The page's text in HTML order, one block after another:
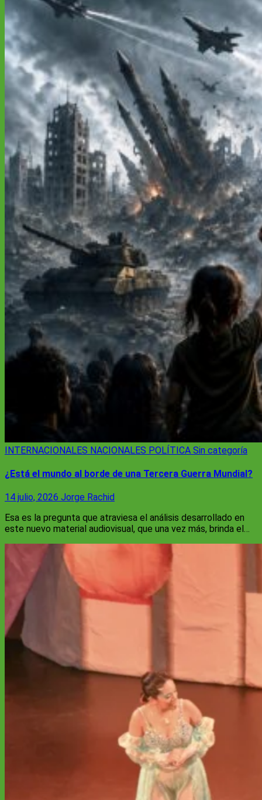
INTERNACIONALES NACIONALES POLÍTICA Sin categoría
¿Está el mundo al borde de una Tercera Guerra Mundial?
14 julio, 2026 Jorge Rachid
Esa es la pregunta que atraviesa el análisis desarrollado en
este nuevo material audiovisual, que una vez más, brinda el…